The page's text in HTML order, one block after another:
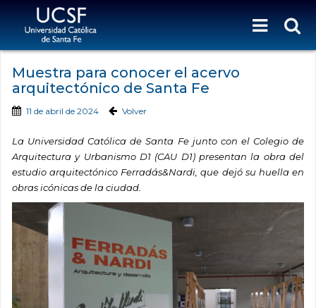
Muestra para conocer el acervo
arquitectónico de Santa Fe
11 de abril de 2024 Volver
La Universidad Católica de Santa Fe junto con el Colegio de
Arquitectura y Urbanismo D1 (CAU D1) presentan la obra del
estudio arquitectónico Ferradás&Nardi, que dejó su huella en
obras icónicas de la ciudad.